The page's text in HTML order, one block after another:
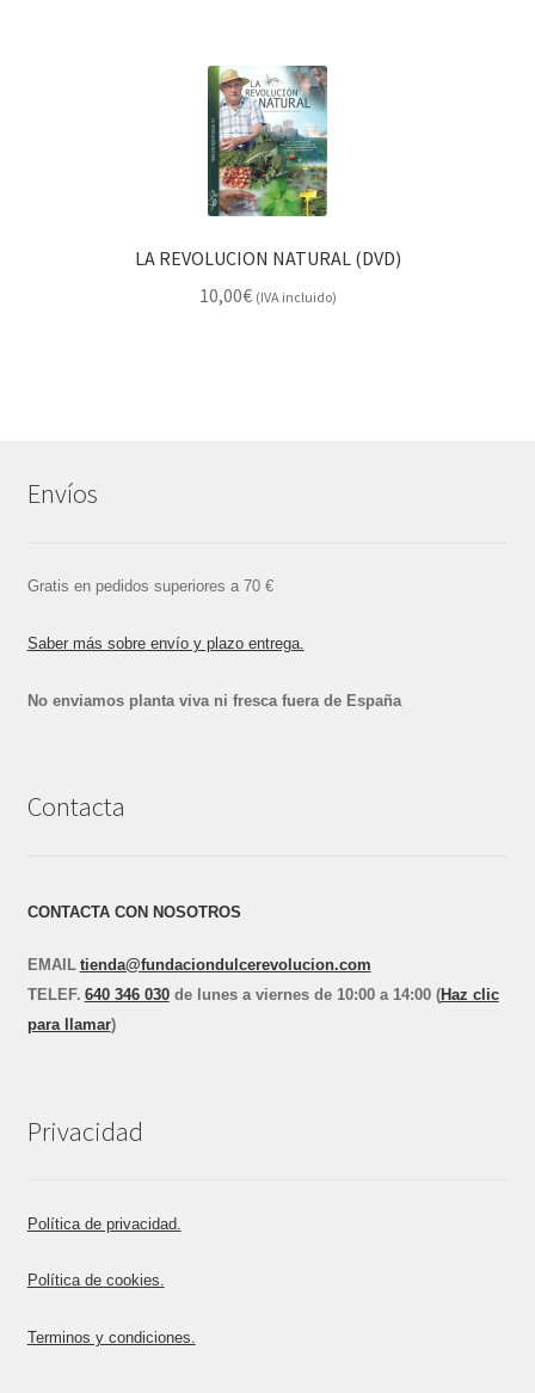
LA REVOLUCION NATURAL (DVD)
10,00€ (IVA incluido)
Envíos
Gratis en pedidos superiores a 70 €
Saber más sobre envío y plazo entrega.
No enviamos planta viva ni fresca fuera de España
Contacta
CONTACTA CON NOSOTROS
EMAIL tienda@fundaciondulcerevolucion.com
TELE F. 640 346 030de lunes a viernes de 10:00 a 14:00 (Haz clic
para llamar)
Privacidad
Política de privacidad.
Política de cookies.
Terminos y condiciones.